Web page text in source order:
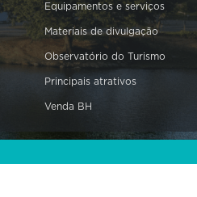
Equipamentos e serviços
Materiais de divulgação
Observatório do Turismo
Principais atrativos
Venda BH